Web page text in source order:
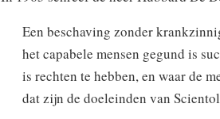
Een beschaving zonder
het capabele mensen gegund is
is rechten te hebben, en waar de
dat zijn de doeleinden van